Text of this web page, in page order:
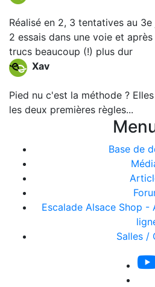
Réalisé en 2, 3 tentatives au
2 essais dans une voie et
trucs beaucoup (!) plus dur
Xav
Pied nu c'est la méthode ?
les deux premières règles...
Base de
Escalade Alsace Shop
Salles /